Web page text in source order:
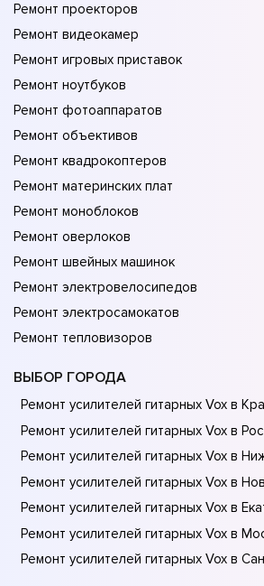
Ремонт проекторов
Ремонт видеокамер
Ремонт игровых приставок
Ремонт ноутбуков
Ремонт фотоаппаратов
Ремонт объективов
Ремонт квадрокоптеров
Ремонт материнских плат
Ремонт моноблоков
Ремонт оверлоков
Ремонт швейных машинок
Ремонт электровелосипедов
Ремонт электросамокатов
Ремонт тепловизоров
ВЫБОР ГОРОДА
Ремонт усилителей гитарных Vox в
Ремонт усилителей гитарных Vox в
Ремонт усилителей гитарных Vox в
Ремонт усилителей гитарных Vox в
Ремонт усилителей гитарных Vox в
Ремонт усилителей гитарных Vox в
Ремонт усилителей гитарных Vox в